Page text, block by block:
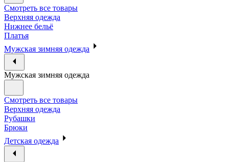
Смотреть все товары
Верхняя одежда
Нижнее бельё
Платья
Мужская зимняя одежда
Мужская зимняя одежда
Смотреть все товары
Верхняя одежда
Рубашки
Брюки
Детская одежда